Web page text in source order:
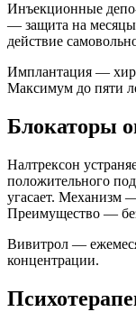
Инъекционные
— защита на
действие
Имплантация —
Максимум до пяти
Блокаторы
Налтрексон
положительного
угасает. Механизм
Преимущество —
Вивитрол —
концентрации.